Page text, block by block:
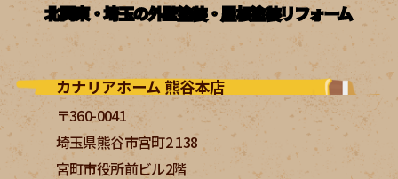
北関東・埼玉の外壁塗装・屋根塗装リフォーム
カナリアホーム 熊谷本店
〒360-0041
埼玉県熊谷市宮町2 138
宮町市役所前ビル2階